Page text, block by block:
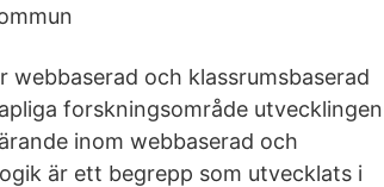
och klassrumsbaserad
forskningsområde utvecklingen
inom webbaserad och
är ett begrepp som utvecklats i